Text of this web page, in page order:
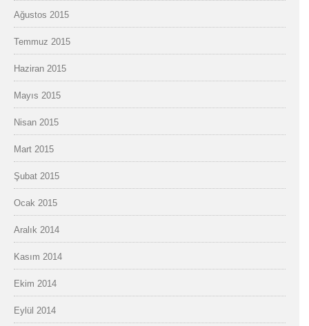
Ağustos 2015
Temmuz 2015
Haziran 2015
Mayıs 2015
Nisan 2015
Mart 2015
Şubat 2015
Ocak 2015
Aralık 2014
Kasım 2014
Ekim 2014
Eylül 2014